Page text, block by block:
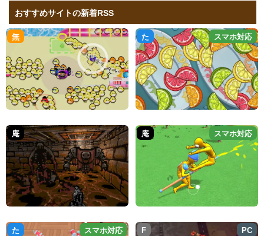
おすすめサイトの新着RSS
無 た スマホ対応
庵 庵 スマホ対応
た スマホ対応 F PC